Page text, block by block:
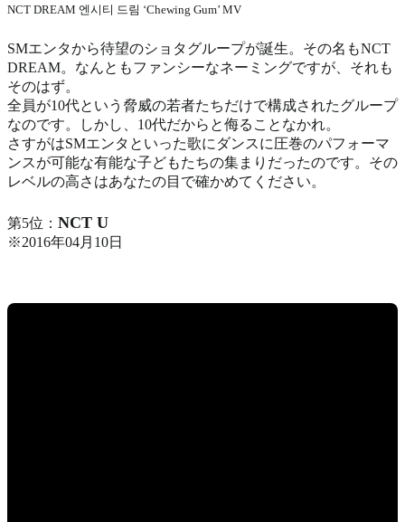
NCT DREAM 엔시티 드림 ‘Chewing Gum’ MV
SMエンタから待望のショタグループが誕生。その名もNCT
DREAM。なんともファンシーなネーミングですが、それも
そのはず。
全員が10代という脅威の若者たちだけで構成されたグループ
なのです。しかし、10代だからと侮ることなかれ。
さすがはSMエンタといった歌にダンスに圧巻のパフォーマ
ンスが可能な有能な子どもたちの集まりだったのです。その
レベルの高さはあなたの目で確かめてください。
第5位： NCT U
※2016年04月10日